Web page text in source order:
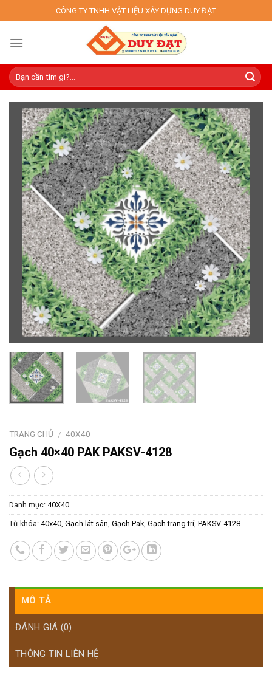
to
content
CÔNG TY TNHH VẬT LIỆU XÂY DỰNG DUY ĐẠT
TRANG CHỦ / 40X40
Gạch 40×40 PAK PAKSV-4128
Danh mục: 40X40
Từ khóa: 40x40, Gạch lát sân, Gạch Pak, Gạch trang trí, PAKSV-4128
MÔ TẢ
ĐÁNH GIÁ (0)
THÔNG TIN LIÊN HỆ